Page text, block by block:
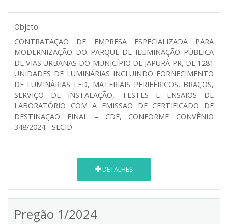
Objeto:
CONTRATAÇÃO DE EMPRESA ESPECIALIZADA PARA
MODERNIZAÇÃO DO PARQUE DE ILUMINAÇÃO PÚBLICA
DE VIAS URBANAS DO MUNICÍPIO DE JAPURÁ-PR, DE 1281
UNIDADES DE LUMINÁRIAS INCLUINDO FORNECIMENTO
DE LUMINÁRIAS LED, MATERIAIS PERIFÉRICOS, BRAÇOS,
SERVIÇO DE INSTALAÇÃO, TESTES E ENSAIOS DE
LABORATÓRIO COM A EMISSÃO DE CERTIFICADO DE
DESTINAÇÃO FINAL – CDF, CONFORME CONVÊNIO
348/2024 - SECID
DETALHES
Pregão 1/2024